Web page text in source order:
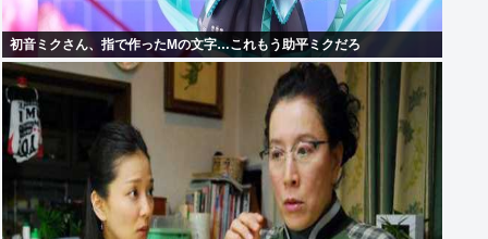
初音ミクさん、指で作ったMの文字…これもう助平ミクだろ